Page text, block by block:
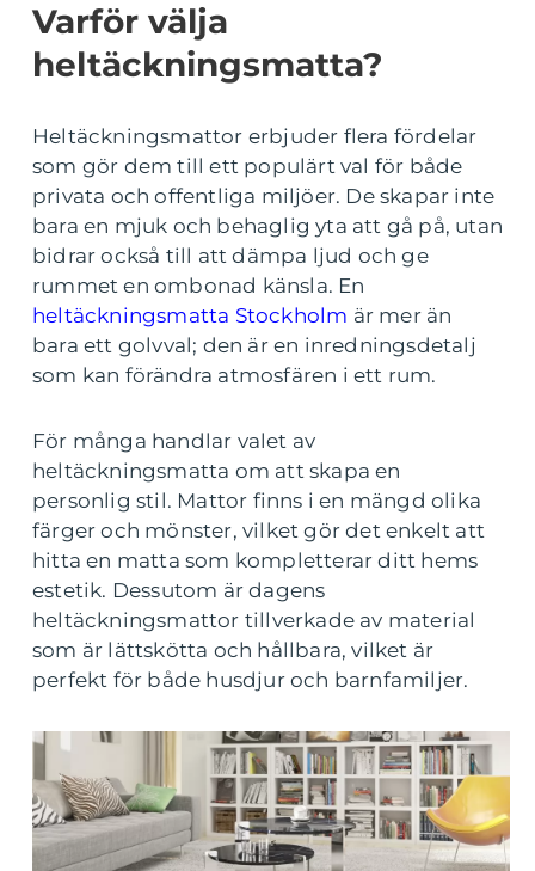
Varför välja
heltäckningsmatta?
Heltäckningsmattor erbjuder flera fördelar
som gör dem till ett populärt val för både
privata och offentliga miljöer. De skapar inte
bara en mjuk och behaglig yta att gå på, utan
bidrar också till att dämpa ljud och ge
rummet en ombonad känsla. En
heltäckningsmatta Stockholm är mer än
bara ett golvval; den är en inredningsdetalj
som kan förändra atmosfären i ett rum.
För många handlar valet av
heltäckningsmatta om att skapa en
personlig stil. Mattor finns i en mängd olika
färger och mönster, vilket gör det enkelt att
hitta en matta som kompletterar ditt hems
estetik. Dessutom är dagens
heltäckningsmattor tillverkade av material
som är lättskötta och hållbara, vilket är
perfekt för både husdjur och barnfamiljer.